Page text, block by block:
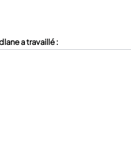
a travaillé :